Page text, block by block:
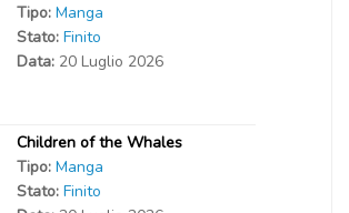
Tipo: Manga
Stato: Finito
Data: 20 Luglio 2026
Children of the Whales
Tipo: Manga
Stato: Finito